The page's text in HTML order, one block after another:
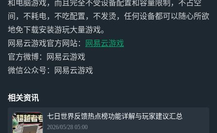
和电脑游戏，而且完全不受设备配置和容量限制，不占空
间，不耗电，不吃配置，不发烫，任何设备都可以随心所欲
地免下载安装游玩大量游戏。
网易云游戏官方网站：
网易云游戏
官方微博：网易云游戏
微信公众号：网易云游戏
相关资讯
七日世界反馈热点榜功能详解与玩家建议汇总
2026/05/28 05:00